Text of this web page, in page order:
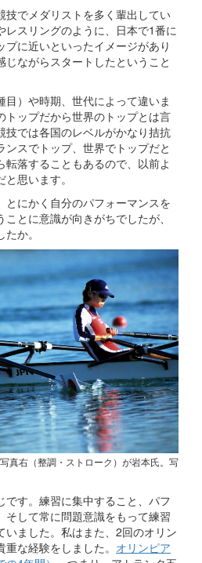
技でメダリストを多く輩出してい
レスリングのように、日本で1番に
プに近いといったイメージがあり
じながらスタートしたということ
目）や時期、世代によって違いま
トップだから世界のトップとは言
技では各国のレベルがかなり拮抗
ンスでトップ、世界でトップだと
転落することもあるので、以前よ
思います。
とにかく自分のパフォーマンスを
とに意識が向きがちでしたが、
か。
真右（整調・ストローク）が岩本氏。写
です。練習に集中すること、パフ
そして常に問題意識をもって練習
いました。私はまた、2回のオリン
な経験をしました。 オリンピア